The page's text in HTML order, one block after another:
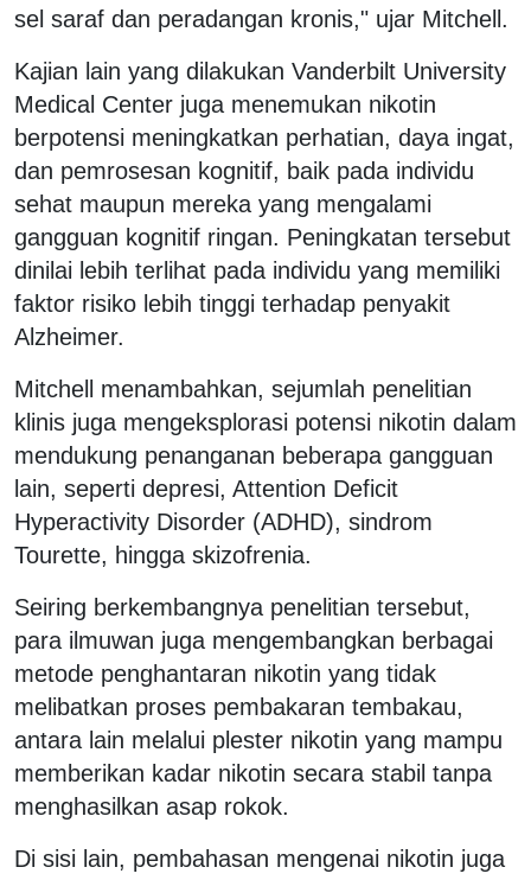
sel saraf dan peradangan kronis," ujar Mitchell.
Kajian lain yang dilakukan Vanderbilt University
Medical Center juga menemukan nikotin
berpotensi meningkatkan perhatian, daya ingat,
dan pemrosesan kognitif, baik pada individu
sehat maupun mereka yang mengalami
gangguan kognitif ringan. Peningkatan tersebut
dinilai lebih terlihat pada individu yang memiliki
faktor risiko lebih tinggi terhadap penyakit
Alzheimer.
Mitchell menambahkan, sejumlah penelitian
klinis juga mengeksplorasi potensi nikotin dalam
mendukung penanganan beberapa gangguan
lain, seperti depresi, Attention Deficit
Hyperactivity Disorder (ADHD), sindrom
Tourette, hingga skizofrenia.
Seiring berkembangnya penelitian tersebut,
para ilmuwan juga mengembangkan berbagai
metode penghantaran nikotin yang tidak
melibatkan proses pembakaran tembakau,
antara lain melalui plester nikotin yang mampu
memberikan kadar nikotin secara stabil tanpa
menghasilkan asap rokok.
Di sisi lain, pembahasan mengenai nikotin juga